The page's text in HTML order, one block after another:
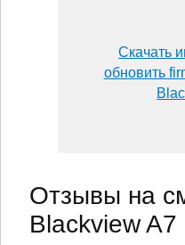
Скачать
обновить
Отзывы на
Blackview A7